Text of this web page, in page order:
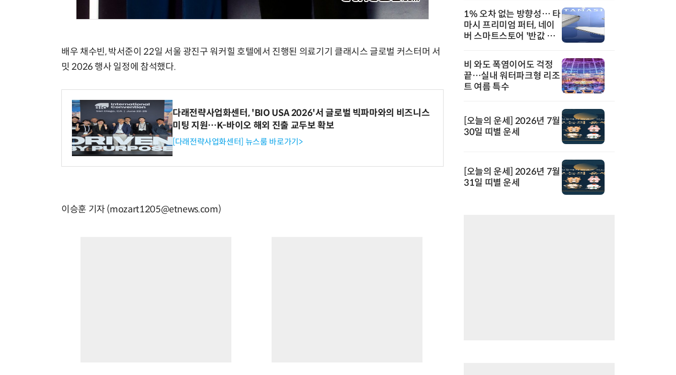
배우 채수빈, 박서준이 22일 서울 광진구 워커힐 호텔에서 진행된 의료기기 클래시스 글로벌 커스터머 서
밋 2026 행사 일정에 참석했다.
다래전략사업화센터, 'BIO USA 2026'서 글로벌 빅파마와의 비즈니스
미팅 지원…K-바이오 해외 진출 교두보 확보
[다래전략사업화센터] 뉴스룸 바로가기>
이승훈 기자 (mozart1205@etnews.com)
1% 오차 없는 방향성… 타
마시 프리미엄 퍼터, 네이
버 스마트스토어 '반값 할
비 와도 폭염이어도 걱정
끝…실내 워터파크형 리조
트 여름 특수
[오늘의 운세] 2026년 7월
30일 띠별 운세
[오늘의 운세] 2026년 7월
31일 띠별 운세